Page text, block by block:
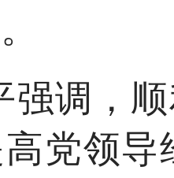
强调，
党领